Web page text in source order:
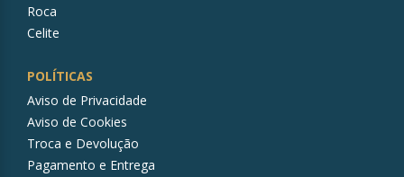
Roca
Celite
POLÍTICAS
Aviso de Privacidade
Aviso de Cookies
Troca e Devolução
Pagamento e Entrega